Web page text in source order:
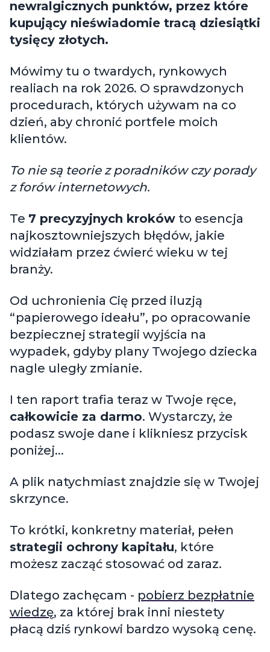
newralgicznych punktów, przez które
kupujący nieświadomie tracą dziesiątki
tysięcy złotych.
Mówimy tu o twardych, rynkowych
realiach na rok 2026. O sprawdzonych
procedurach, których używam na co
dzień, aby chronić portfele moich
klientów.
To nie są teorie z poradników czy porady
z forów internetowych.
Te 7 precyzyjnych kroków to esencja
najkosztowniejszych błędów, jakie
widziałam przez ćwierć wieku w tej
branży.
Od uchronienia Cię przed iluzją
“papierowego ideału”, po opracowanie
bezpiecznej strategii wyjścia na
wypadek, gdyby plany Twojego dziecka
nagle uległy zmianie.
I ten raport trafia teraz w Twoje ręce,
całkowicie za darmo. Wystarczy, że
podasz swoje dane i klikniesz przycisk
poniżej...
A plik natychmiast znajdzie się w Twojej
skrzynce.
To krótki, konkretny materiał, pełen
strategii ochrony kapitału, które
możesz zacząć stosować od zaraz.
Dlatego zachęcam - pobierz bezpłatnie
wiedzę, za której brak inni niestety
płacą dziś rynkowi bardzo wysoką cenę.